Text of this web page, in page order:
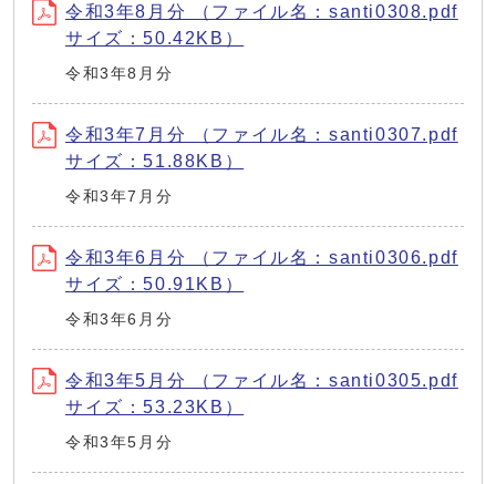
令和3年8月分 （ファイル名：santi0308.pdf
サイズ：50.42KB）
令和3年8月分
令和3年7月分 （ファイル名：santi0307.pdf
サイズ：51.88KB）
令和3年7月分
令和3年6月分 （ファイル名：santi0306.pdf
サイズ：50.91KB）
令和3年6月分
令和3年5月分 （ファイル名：santi0305.pdf
サイズ：53.23KB）
令和3年5月分